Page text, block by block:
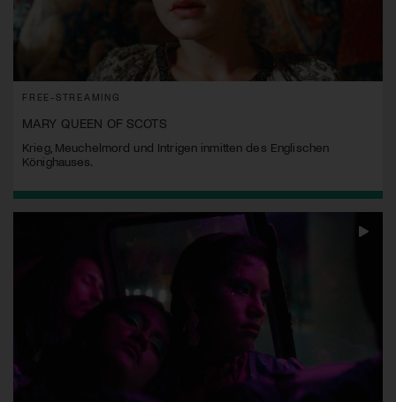
FREE-STREAMING
MARY QUEEN OF SCOTS
Krieg, Meuchelmord und Intrigen inmitten des Englischen
Könighauses.